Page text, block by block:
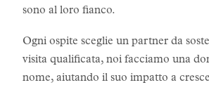
sono al loro fianco.
Ogni ospite sceglie un partner da
visita qualificata, noi facciamo una
nome, aiutando il suo impatto a